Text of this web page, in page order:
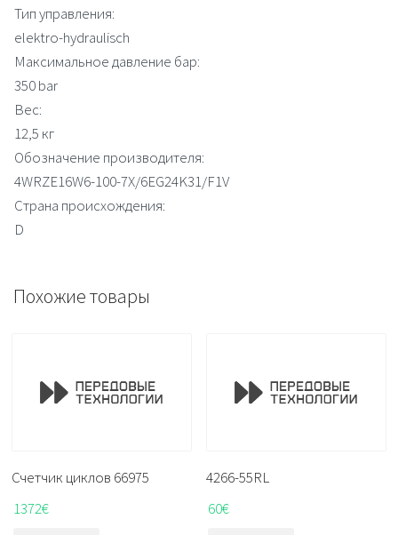
Тип управления:
elektro-hydraulisch
Максимальное давление бар:
350 bar
Вес:
12,5 кг
Обозначение производителя:
4WRZE16W6-100-7X/6EG24K31/F1V
Страна происхождения:
D
Похожие товары
Счетчик циклов 66975
1372€
4266-55RL
60€